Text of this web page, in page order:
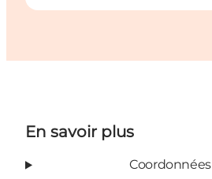
En savoir plus
Coordonnées